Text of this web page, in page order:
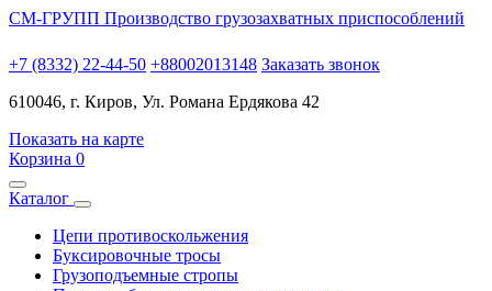
СМ-ГРУПП Производство грузозахватных приспособлений
+7 (8332) 22-44-50 +88002013148 Заказать звонок
610046, г. Киров, Ул. Романа Ердякова 42
Показать на карте
Корзина 0
Каталог
Цепи противоскольжения
Буксировочные тросы
Грузоподъемные стропы